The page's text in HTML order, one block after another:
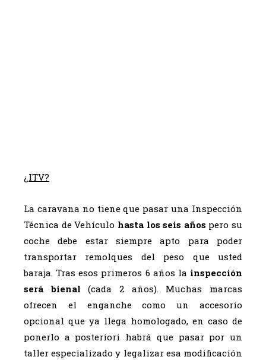
¿ITV?
La caravana no tiene que pasar una Inspección
Técnica de Vehículo hasta los seis años pero su
coche debe estar siempre apto para poder
transportar remolques del peso que usted
baraja. Tras esos primeros 6 años la inspección
será bienal(cada 2 años). Muchas marcas
ofrecen el enganche como un accesorio
opcional que ya llega homologado, en caso de
ponerlo a posteriori habrá que pasar por un
taller especializado y legalizar esa modificación